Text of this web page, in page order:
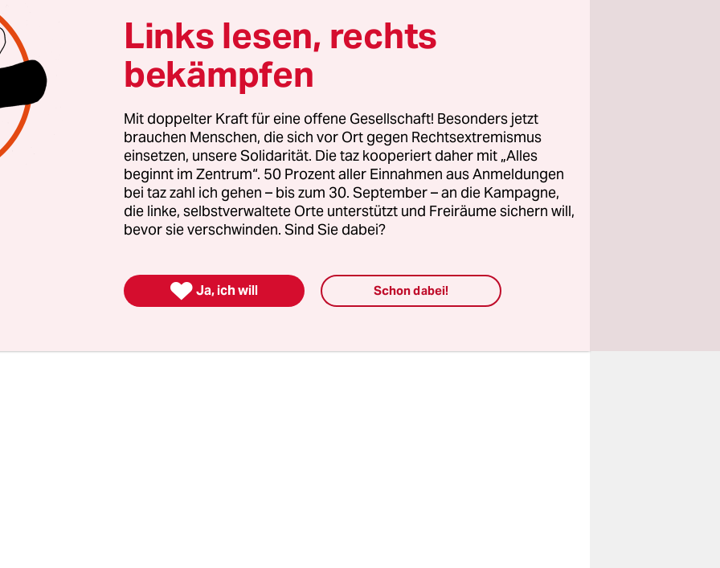
große Auswirkungen auf die deutsche Rechtsprechung
beim Bundesgerichtshof (BGH) hatten Klägerinnen und
nur dann eine Chance auf Schadenersatz, wenn sie vom
und gewollt auf sittenwidrige Weise getäuscht
strengen Kriterien waren nur beimVW-Skandalmotor
Dem EuGH genügt nun fahrlässiges Handeln – was sich
lässt.
in Deutschland müssen diese Vorgaben nun umsetzen. Um
Diesel-Verfahren auf Eis gelegt, bei denen es auf diese
Allein beim BGH sind im Moment mehr als 1.900
Links lesen, rechts
bekämpfen
Mit doppelter Kraft für eine offene Gesellschaft! Besonders jetzt
brauchen Menschen, die sich vor Ort gegen Rechtsextremismus
einsetzen, unsere Solidarität. Die taz kooperiert daher mit „Alles
beginnt im Zentrum“. 50 Prozent aller Einnahmen aus Anmeldungen
bei taz zahl ich gehen – bis zum 30. September – an die Kampagne,
die linke, selbstverwaltete Orte unterstützt und Freiräume sichern will,
bevor sie verschwinden. Sind Sie dabei?
 Ja, ich will Schon dabei!